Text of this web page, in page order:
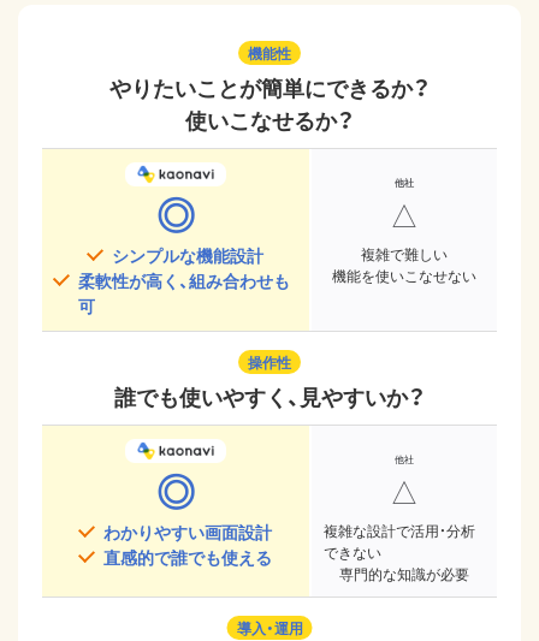
機能性
やりたいことが簡単にできるか？
使いこなせるか？
◎
シンプルな機能設計
柔軟性が高く、組み合わせも
可
△
複雑で難しい
機能を使いこなせない
操作性
誰でも使いやすく、見やすいか？
◎
わかりやすい画面設計
直感的で誰でも使える
△
複雑な設計で活用・分析
できない
専門的な知識が必要
導入・運用